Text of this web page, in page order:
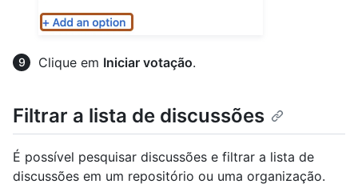
Clique em Iniciar votação.
Filtrar a lista de discussões
É possível pesquisar discussões e filtrar a lista de
discussões em um repositório ou uma organização.